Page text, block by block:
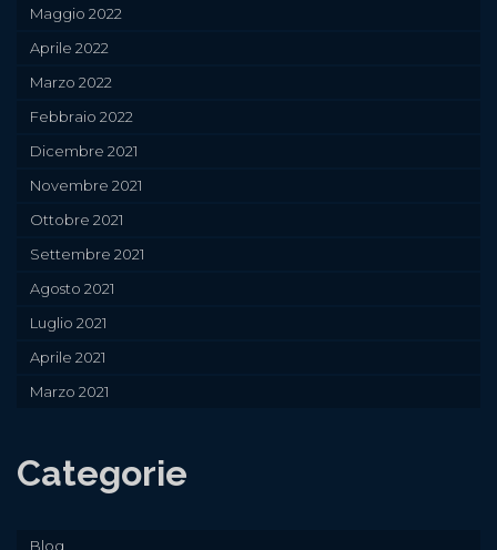
Maggio 2022
Aprile 2022
Marzo 2022
Febbraio 2022
Dicembre 2021
Novembre 2021
Ottobre 2021
Settembre 2021
Agosto 2021
Luglio 2021
Aprile 2021
Marzo 2021
Categorie
Blog